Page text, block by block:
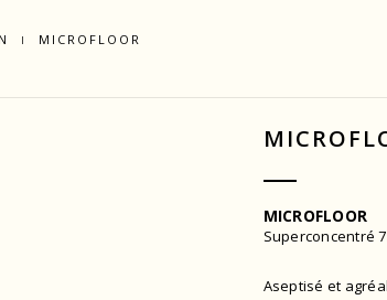
MICROFLOOR
MICROFLOOR
Superconcentré
Aseptisé et